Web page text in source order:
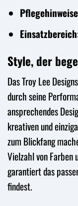
Style, der
Das Troy Lee
durch seine
ansprechendes
kreativen und
zum Blickfang
Vielzahl von Farben
garantiert das
findest.